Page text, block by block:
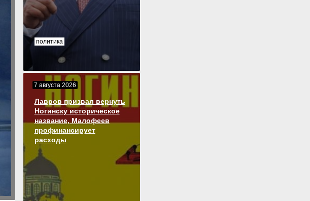
политика
7 августа 2026
Лавров призвал вернуть
Ногинску историческое
название, Малофеев
профинансирует
расходы